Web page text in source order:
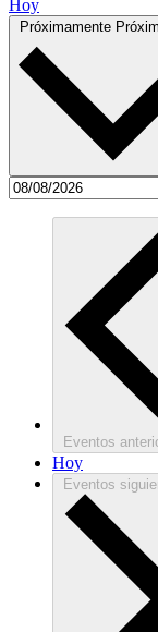
Hoy
Próximamente
Eventos
Hoy
Eventos